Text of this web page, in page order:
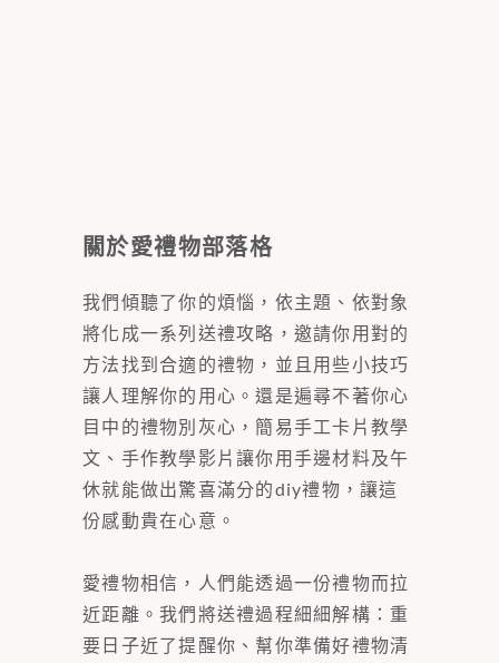
關於愛禮物部落格
我們傾聽了你的煩惱，依主題、依對象
將化成一系列送禮攻略，邀請你用對的
方法找到合適的禮物，並且用些小技巧
讓人理解你的用心。還是遍尋不著你心
目中的禮物別灰心，簡易手工卡片教學
文、手作教學影片讓你用手邊材料及午
休就能做出驚喜滿分的diy禮物，讓這
份感動貴在心意。
愛禮物相信，人們能透過一份禮物而拉
近距離。我們將送禮過程細細解構：重
要日子近了提醒你、幫你準備好禮物清